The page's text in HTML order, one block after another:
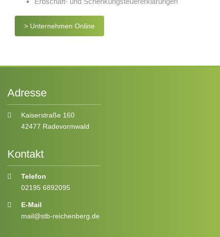
> Unternehmen Online
Adresse
Kaiserstraße 160
42477 Radevormwald
Kontakt
Telefon
02195 6892095
E-Mail
mail@stb-reichenberg.de